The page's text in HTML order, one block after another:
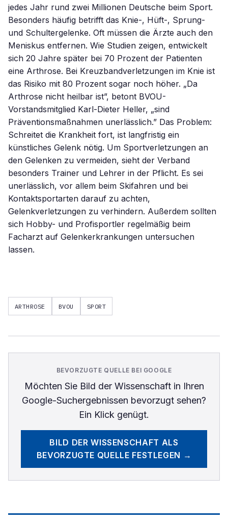
jedes Jahr rund zwei Millionen Deutsche beim Sport.
Besonders häufig betrifft das Knie-, Hüft-, Sprung-
und Schultergelenke. Oft müssen die Ärzte auch den
Meniskus entfernen. Wie Studien zeigen, entwickelt
sich 20 Jahre später bei 70 Prozent der Patienten
eine Arthrose. Bei Kreuzbandverletzungen im Knie ist
das Risiko mit 80 Prozent sogar noch höher. „Da
Arthrose nicht heilbar ist”, betont BVOU-
Vorstandsmitglied Karl-Dieter Heller, „sind
Präventionsmaßnahmen unerlässlich.” Das Problem:
Schreitet die Krankheit fort, ist langfristig ein
künstliches Gelenk nötig. Um Sportverletzungen an
den Gelenken zu vermeiden, sieht der Verband
besonders Trainer und Lehrer in der Pflicht. Es sei
unerlässlich, vor allem beim Skifahren und bei
Kontaktsportarten darauf zu achten,
Gelenkverletzungen zu verhindern. Außerdem sollten
sich Hobby- und Profisportler regelmäßig beim
Facharzt auf Gelenkerkrankungen untersuchen
lassen.
ARTHROSE BVOU SPORT
BEVORZUGTE QUELLE BEI GOOGLE
Möchten Sie Bild der Wissenschaftin Ihren
Google-Suchergebnissen bevorzugt sehen?
Ein Klick genügt.
BILD DER WISSENSCHAFT ALS
BEVORZUGTE QUELLE FESTLEGEN →